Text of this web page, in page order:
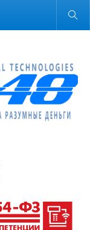
Обычная версия